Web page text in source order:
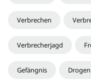
Verbrechen
Verbrecherjagd
Gefängnis Drogen